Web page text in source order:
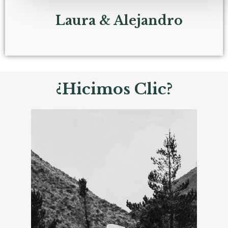
Laura & Alejandro
¿Hicimos Clic?